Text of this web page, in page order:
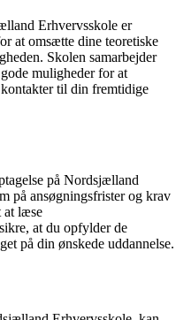
Erhvervsskole er
at omsætte dine teoretiske
Skolen samarbejder
muligheder for at
til din fremtidige
på Nordsjælland
på ansøgningsfrister og krav
at læse
at du opfylder de
på din ønskede uddannelse.